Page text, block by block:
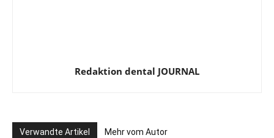
Redaktion dental JOURNAL
Verwandte Artikel Mehr vom Autor